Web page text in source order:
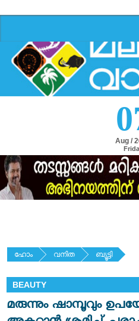
Aug /
ഹോം വനിത ബ്യൂട്ടി
BEAUTY
മരുന്നും ഷാമ്പൂവും